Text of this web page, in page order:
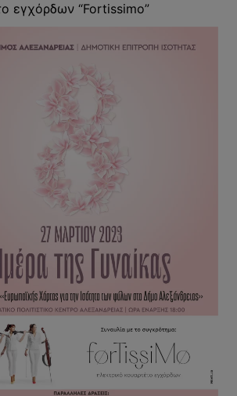
εγχόρδων “Fortissimo”